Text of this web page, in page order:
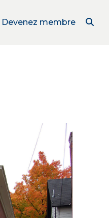
Devenez membre